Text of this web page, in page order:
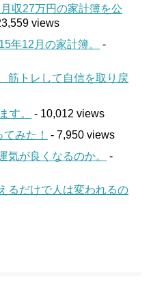
収27万円の家計簿を公
views
年12月の家計簿。
-
筋トレして自信を取り戻
す。
- 10,012 views
みた！
- 7,950 views
気が良くなるのか。
-
るだけで人は変われるの